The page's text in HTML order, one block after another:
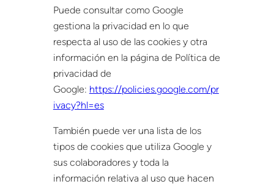
Puede consultar como Google
gestiona la privacidad en lo que
respecta al uso de las cookies y otra
información en la página de Política de
privacidad de
Google: https://policies.google.com/pr
ivacy?hl=es
También puede ver una lista de los
tipos de cookies que utiliza Google y
sus colaboradores y toda la
información relativa al uso que hacen